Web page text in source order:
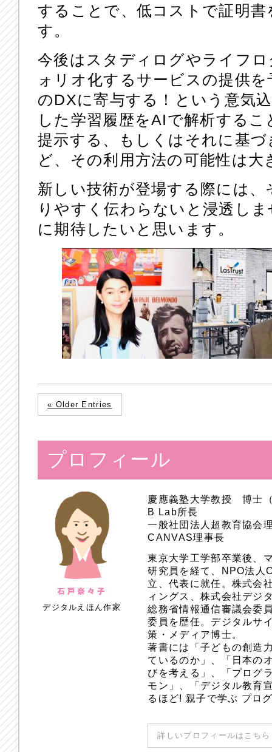
することで、低コストで証明
す。
今後はスタディログやライフ
ォリオ化するサービスの提供
のDXに寄与する！という意気
した学習履歴をAIで解析する
提示する、もしくはそれに基
ど、その利用方法の可能性は
新しい技術が登場する際には
りやすく伝わらないと浸透し
に期待したいと思います。
« Older Entries
プロフィール
デジタルえほん作家
慶應義塾大学教授 博士
B Lab所長
一般社団法人超教育協会
CANVAS理事長
東京大学工学部卒業後、
研究員を経て、NPO法人
立、代表に就任。株式会
ィングス、株式会社デジ
総務省情報通信審議会委
委員を歴任。デジタルサ
策・メディア博士。
著書には「子どもの創造
ているのか」、「日本の
びを考える」、「プログ
モン」、「デジタル教育
るほど! 親子で学ぶ プロ
詳しいプロフィールはこち